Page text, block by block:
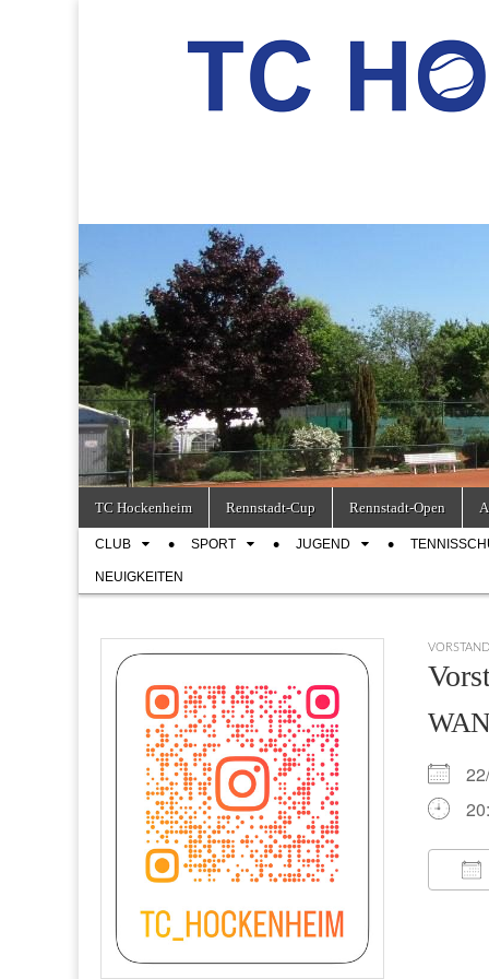
TC Hockenheim
Main
menu
content
TC Hockenheim Rennstadt-Cup Rennstadt-Open
SubCLUB SPORT JUGEND
NEUIGKEITEN
VORSTAND